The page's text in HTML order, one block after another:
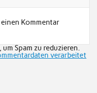
Kommentar
Spam zu reduzieren.
verarbeitet